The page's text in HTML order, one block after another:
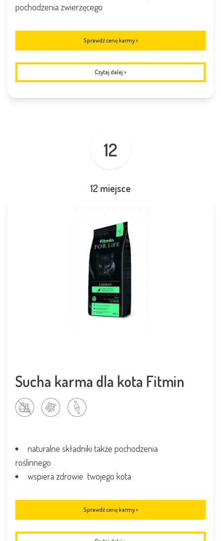
pochodzenia zwierzęcego
Sprawdź cenę karmy >
Czytaj dalej >
12
12 miejsce
Sucha karma dla kota Fitmin
naturalne składniki także pochodzenia
roślinnego
wspiera zdrowie twojego kota
Sprawdź cenę karmy >